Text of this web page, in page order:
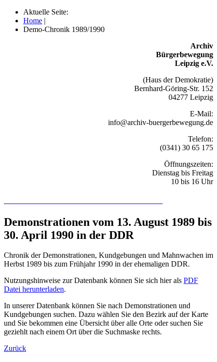
Aktuelle Seite:
Home |
Demo-Chronik 1989/1990
Archiv
Bürgerbewegung
Leipzig e.V.
(Haus der Demokratie)
Bernhard-Göring-Str. 152
04277 Leipzig
E-Mail:
info@archiv-buergerbewegung.de
Telefon:
(0341) 30 65 175
Öffnungszeiten:
Dienstag bis Freitag
10 bis 16 Uhr
Demonstrationen vom 13. August 1989 bis
30. April 1990 in der DDR
Chronik der Demonstrationen, Kundgebungen und Mahnwachen im
Herbst 1989 bis zum Frühjahr 1990 in der ehemaligen DDR.
Nutzungshinweise zur Datenbank können Sie sich hier als PDF
Datei herunterladen.
In unserer Datenbank können Sie nach Demonstrationen und
Kundgebungen suchen. Dazu wählen Sie den Bezirk auf der Karte
und Sie bekommen eine Übersicht über alle Orte oder suchen Sie
geziehlt nach einem Ort über die Suchmaske rechts.
Zurück